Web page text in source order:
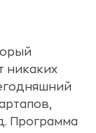
никаких
Программа